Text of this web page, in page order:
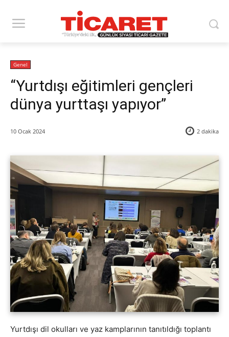
Genel
“Yurtdışı eğitimleri gençleri
dünya yurttaşı yapıyor”
10 Ocak 2024 2 dakika
Yurtdışı dil okulları ve yaz kamplarının tanıtıldığı toplantı